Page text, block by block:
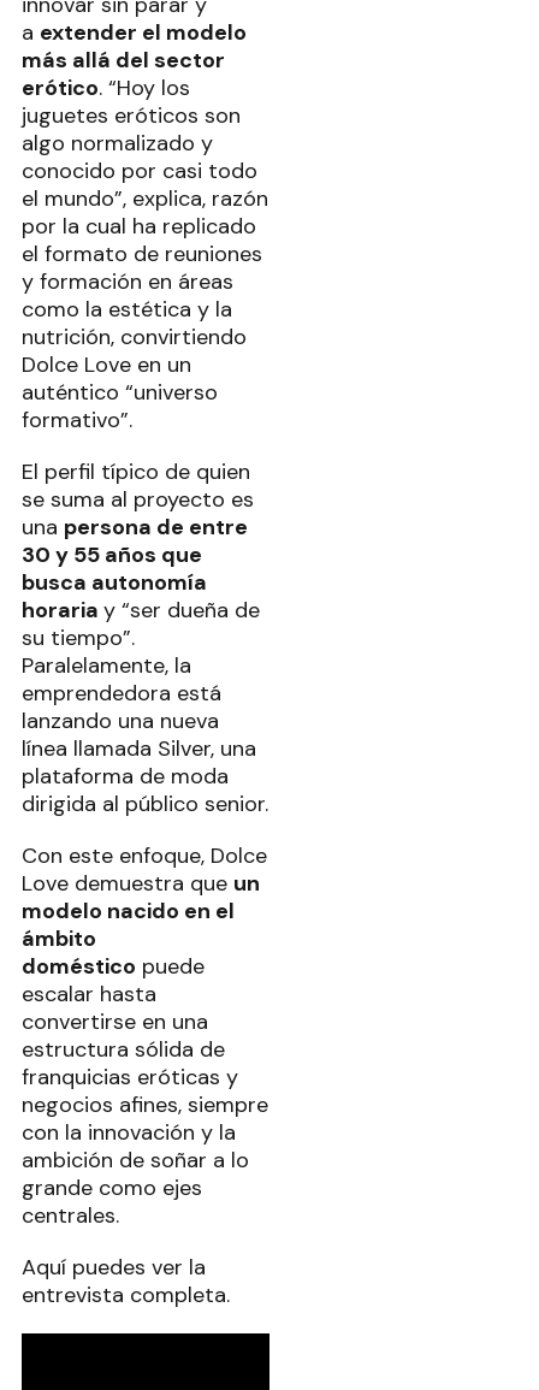
a extender el modelo
más allá del sector
erótico. “Hoy los
juguetes eróticos son
algo normalizado y
conocido por casi todo
el mundo”, explica, razón
por la cual ha replicado
el formato de reuniones
y formación en áreas
como la estética y la
nutrición, convirtiendo
Dolce Love en un
auténtico “universo
formativo”.
El perfil típico de quien
se suma al proyecto es
una persona de entre
30 y 55 años que
busca autonomía
horaria y “ser dueña de
su tiempo”.
Paralelamente, la
emprendedora está
lanzando una nueva
línea llamada Silver, una
plataforma de moda
dirigida al público senior.
Con este enfoque, Dolce
Love demuestra que un
modelo nacido en el
ámbito
doméstico puede
escalar hasta
convertirse en una
estructura sólida de
franquicias eróticas y
negocios afines, siempre
con la innovación y la
ambición de soñar a lo
grande como ejes
centrales.
Aquí puedes ver la
entrevista completa.